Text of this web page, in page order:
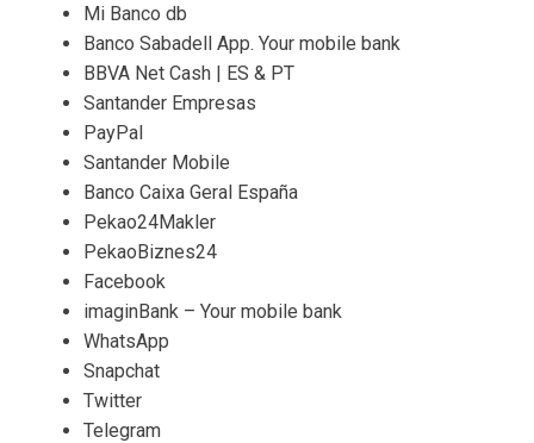
Mi Banco db
Banco Sabadell App. Your mobile bank
BBVA Net Cash | ES & PT
Santander Empresas
PayPal
Santander Mobile
Banco Caixa Geral España
Pekao24Makler
PekaoBiznes24
Facebook
imaginBank – Your mobile bank
WhatsApp
Snapchat
Twitter
Telegram